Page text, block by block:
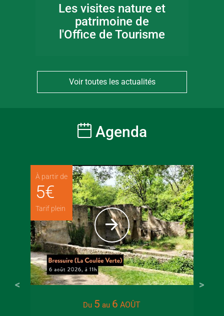
Les visites nature et
patrimoine de
l'Office de Tourisme
Voir toutes les actualités
Agenda
À partir de
5€
Tarif plein
Du 5 au 6 AOÛT